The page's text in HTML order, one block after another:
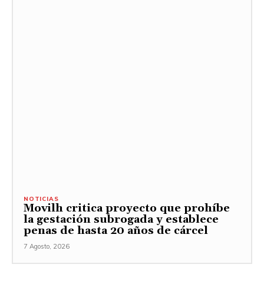
NOTICIAS
Movilh critica proyecto que prohíbe
la gestación subrogada y establece
penas de hasta 20 años de cárcel
7 Agosto, 2026